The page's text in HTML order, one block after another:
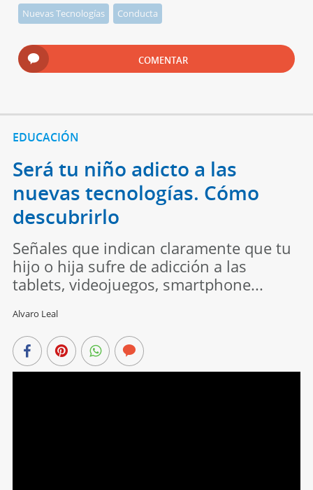
Nuevas Tecnologías Conducta
COMENTAR
EDUCACIÓN
Será tu niño adicto a las
nuevas tecnologías. Cómo
descubrirlo
Señales que indican claramente que tu
hijo o hija sufre de adicción a las
tablets, videojuegos, smartphone...
Alvaro Leal